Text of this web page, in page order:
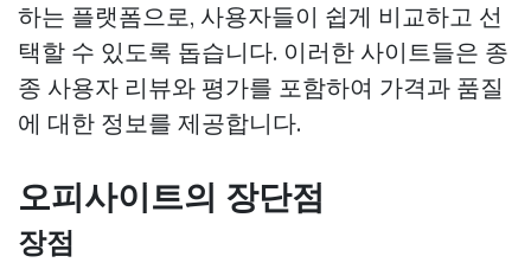
하는 플랫폼으로, 사용자들이 쉽게 비교하고 선
택할 수 있도록 돕습니다. 이러한 사이트들은 종
종 사용자 리뷰와 평가를 포함하여 가격과 품질
에 대한 정보를 제공합니다.
오피사이트의 장단점
장점